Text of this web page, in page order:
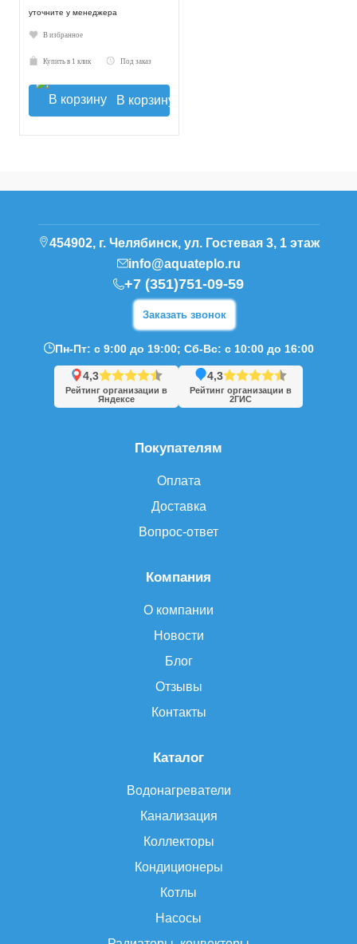
уточните у менеджера
В избранное
Купить в 1 клик Под заказ
В корзину
Каталог
Водонагреватели
Канализация
Коллекторы
Кондиционеры
Котлы
Насосы
Компания
О компании
Новости
Блог
Отзывы
Контакты
Покупателям
Оплата
Доставка
Вопрос-ответ
454902, г. Челябинск, ул. Гостевая 3, 1 этаж
info@aquateplo.ru
+7 (351)751-09-59
Заказать звонок
Пн-Пт: с 9:00 до 19:00; Сб-Вс: с 10:00 до 16:00
4,3
Рейтинг организации в
Яндексе
4,3
Рейтинг организации в
2ГИС